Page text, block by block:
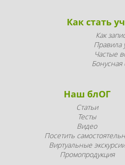
Как стать
Как
Правила
Частые
Бонусная
Наш блОГ
Статьи
Тесты
Видео
Посетить
Виртуальные экскурсии
Промопродукция